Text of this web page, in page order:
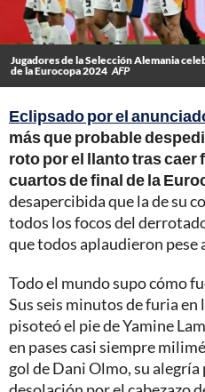
Jugadores de la Selección Alemania
de la Eurocopa 2024 AFP
Eclipsado por el
más que probable
roto por el llanto tras caer
cuartos de final de la
desapercibida que la de su
todos los focos del
que todos aplaudieron pese
Todo el mundo supo cómo
Sus seis minutos de furia en
pisoteó el pie de Yamine
en pases casi siempre
gol de Dani Olmo, su